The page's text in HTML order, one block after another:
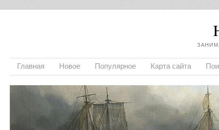
Главная Новое Популярное Карта сайта